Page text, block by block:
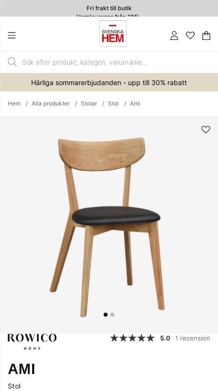
Fri frakt till butik
Hemleverans från 195:-
.
Härliga sommarerbjudanden - upp till 30% rabatt
Hem Alla produkter Stolar Stol Ami
5.0 1 recension
AMI
Stol